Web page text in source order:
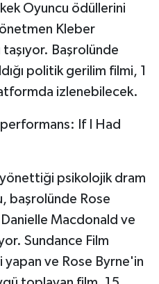
Oyuncu ödüllerini
Kleber
taşıyor. Başrolünde
politik gerilim filmi, 1
izlenebilecek.
If I Had
psikolojik dram
başrolünde Rose
Macdonald ve
Sundance Film
ve Rose Byrne'in